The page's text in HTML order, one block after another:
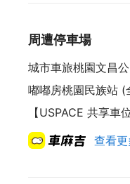
周遭停車場
城市車旅桃園文昌
嘟嘟房桃園民族站
【USPACE 共享
查看